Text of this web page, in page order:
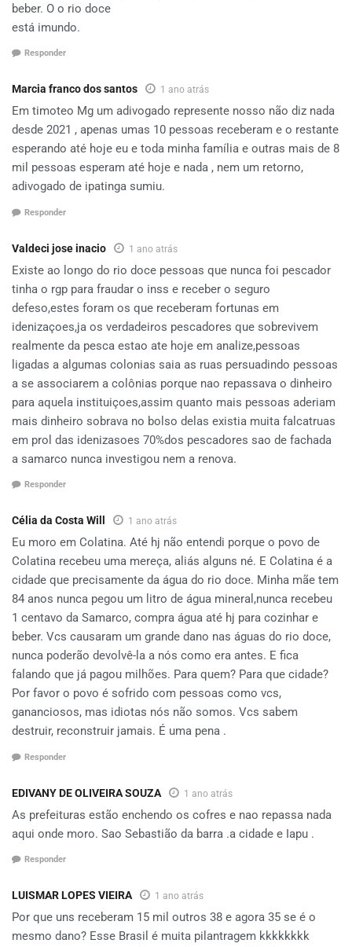
beber. O o rio doce
está imundo.
Responder
Marcia franco dos santos 1 ano atrás
Em timoteo Mg um adivogado represente nosso não diz nada
desde 2021 , apenas umas 10 pessoas receberam e o restante
esperando até hoje eu e toda minha família e outras mais de 8
mil pessoas esperam até hoje e nada , nem um retorno,
adivogado de ipatinga sumiu.
Responder
Valdeci jose inacio 1 ano atrás
Existe ao longo do rio doce pessoas que nunca foi pescador
tinha o rgp para fraudar o inss e receber o seguro
defeso,estes foram os que receberam fortunas em
idenizaçoes,ja os verdadeiros pescadores que sobrevivem
realmente da pesca estao ate hoje em analize,pessoas
ligadas a algumas colonias saia as ruas persuadindo pessoas
a se associarem a colônias porque nao repassava o dinheiro
para aquela instituiçoes,assim quanto mais pessoas aderiam
mais dinheiro sobrava no bolso delas existia muita falcatruas
em prol das idenizasoes 70%dos pescadores sao de fachada
a samarco nunca investigou nem a renova.
Responder
Célia da Costa Will 1 ano atrás
Eu moro em Colatina. Até hj não entendi porque o povo de
Colatina recebeu uma mereça, aliás alguns né. E Colatina é a
cidade que precisamente da água do rio doce. Minha mãe tem
84 anos nunca pegou um litro de água mineral,nunca recebeu
1 centavo da Samarco, compra água até hj para cozinhar e
beber. Vcs causaram um grande dano nas águas do rio doce,
nunca poderão devolvê-la a nós como era antes. E fica
falando que já pagou milhões. Para quem? Para que cidade?
Por favor o povo é sofrido com pessoas como vcs,
gananciosos, mas idiotas nós não somos. Vcs sabem
destruir, reconstruir jamais. É uma pena .
Responder
EDIVANY DE OLIVEIRA SOUZA 1 ano atrás
As prefeituras estão enchendo os cofres e nao repassa nada
aqui onde moro. Sao Sebastião da barra .a cidade e Iapu .
Responder
LUISMAR LOPES VIEIRA 1 ano atrás
Por que uns receberam 15 mil outros 38 e agora 35 se é o
mesmo dano? Esse Brasil é muita pilantragem kkkkkkkk